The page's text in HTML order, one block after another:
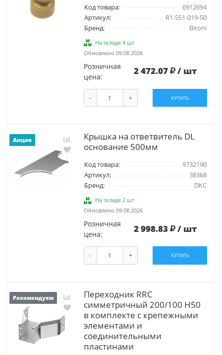
Код товара:
6912694
Артикул:
R1-551-019-50
Бренд:
Bironi
На складе 4 шт
Обновлено 09.08.2026
Розничная
цена:
2 472.07 / шт
- + КУПИТЬ
Акция
Крышка на ответвитель DL
основание 500мм
Код товара:
9732190
Артикул:
38368
Бренд:
DKC
На складе 2 шт
Обновлено 09.08.2026
Розничная
цена:
2 998.83 / шт
- + КУПИТЬ
Рекомендуем
Переходник RRC
симметричный 200/100 H50
в комплекте с крепежными
элементами и
соединительными
пластинами